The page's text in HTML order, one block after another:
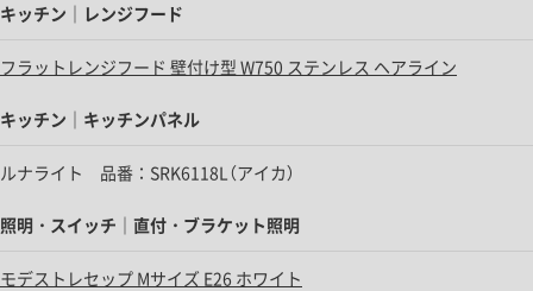
キッチン｜レンジフード
フラットレンジフード 壁付け型 W750 ステンレス ヘアライン
キッチン｜キッチンパネル
ルナライト 品番：SRK6118L（アイカ）
照明・スイッチ｜直付・ブラケット照明
モデストレセップ Mサイズ E26 ホワイト